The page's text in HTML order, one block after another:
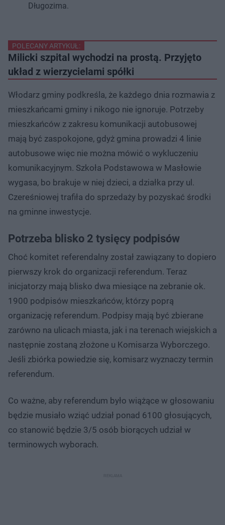
Długozima.
POLECANY ARTYKUŁ:
Milicki szpital wychodzi na prostą. Przyjęto
układ z wierzycielami spółki
Włodarz gminy podkreśla, że każdego dnia rozmawia z
mieszkańcami gminy i nikogo nie ignoruje. Potrzeby
mieszkańców z zakresu komunikacji autobusowej
mają być zaspokojone, gdyż gmina prowadzi 4 linie
autobusowe więc nie można mówić o wykluczeniu
komunikacyjnym. Szkoła Podstawowa w Masłowie
wygasa, bo brakuje w niej dzieci, a działka przy ul.
Czereśniowej trafiła do sprzedaży by pozyskać środki
na gminne inwestycje.
Potrzeba blisko 2 tysięcy podpisów
Choć komitet referendalny został zawiązany to dopiero
pierwszy krok do organizacji referendum. Teraz
inicjatorzy mają blisko dwa miesiące na zebranie ok.
1900 podpisów mieszkańców, którzy poprą
organizację referendum. Podpisy mają być zbierane
zarówno na ulicach miasta, jak i na terenach wiejskich a
następnie zostaną złożone u Komisarza Wyborczego.
Jeśli zbiórka powiedzie się, komisarz wyznaczy termin
referendum.
Co ważne, aby referendum było wiążące w głosowaniu
będzie musiało wziąć udział ponad 6100 głosujących,
co stanowić będzie 3/5 osób biorących udział w
terminowych wyborach.